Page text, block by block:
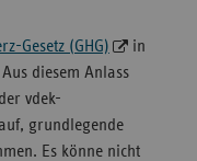
Mail
Gesetz (GHG)
in
diesem Anlass
vdek-
grundlegende
Es könne nicht